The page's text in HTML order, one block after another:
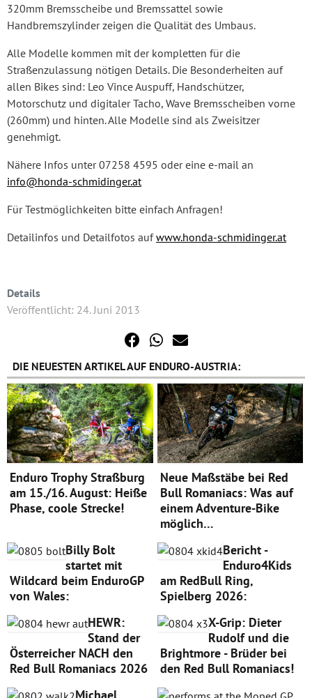
320mm Bremsscheibe und Bremssattel sowie
Handbremszylinder zeigen die Qualität des Umbaus.
Alle Modelle kommen mit der kompletten für die
Straßenzulassung nötigen Details. Die Besonderheiten auf
allen Bikes sind: Leo Vince Auspuff, Handschützer,
Motorschutz und digitaler Tacho, Wave Bremsscheiben vorne
(260mm) und hinten. Alle Modelle sind als Zweisitzer
genehmigt.
Nähere Infos unter 07258 4595 oder eine e-mail an
info@honda-schmidinger.at
Für Testmöglichkeiten bitte einfach Anfragen!
Detailinfos und Detailfotos aufwww.honda-schmidinger.at
Details
Veröffentlicht: 24. Juni 2013
DIE NEUESTEN ARTIKEL AUF ENDURO-AUSTRIA:
Enduro Trophy Straßburg
am 15./16. August: Heiße
Phase, coole Strecke!
Neue Maßstäbe bei Red
Bull Romaniacs: Was auf
einem Adventure-Bike
möglich…
Billy Bolt
startet mit
Wildcard beim EnduroGP
von Wales:
Bericht -
Enduro4Kids
am RedBull Ring,
Spielberg 2026:
HEWR:
Stand der
Österreicher NACH den
Red Bull Romaniacs 2026
X-Grip: Dieter
Rudolf und die
Brightmore - Brüder bei
den Red Bull Romaniacs!